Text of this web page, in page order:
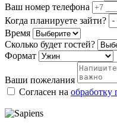
Ваш номер телефона
Когда планируете зайти?
Время
Сколько будет гостей?
Формат
Ваши пожелания
Согласен на обработку